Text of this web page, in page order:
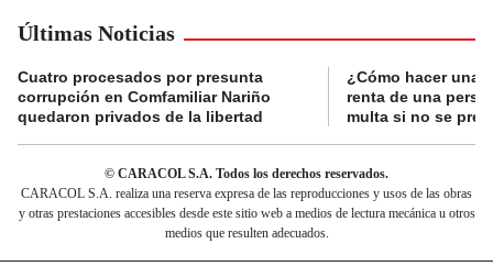
Últimas Noticias
Cuatro procesados por presunta
corrupción en Comfamiliar Nariño
quedaron privados de la libertad
¿Cómo hacer una
renta de una
multa si no se
© CARACOL S.A. Todos los derechos reservados.
CARACOL S.A. realiza una reserva expresa de las reproducciones y usos de las obras
y otras prestaciones accesibles desde este sitio web a medios de lectura mecánica u otros
medios que resulten adecuados.